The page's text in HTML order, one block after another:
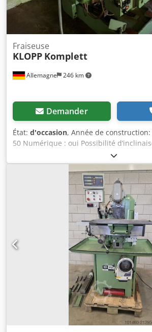
Allemagne 246 km
Fraiseuse
KLOPP Komplett
Demander
État: d'occasion, Année de construction:
50 Numérique : oui Possibilité
en degrés Tête divisible : automatique,
X : 1000 mm Poids : 3 tonnes